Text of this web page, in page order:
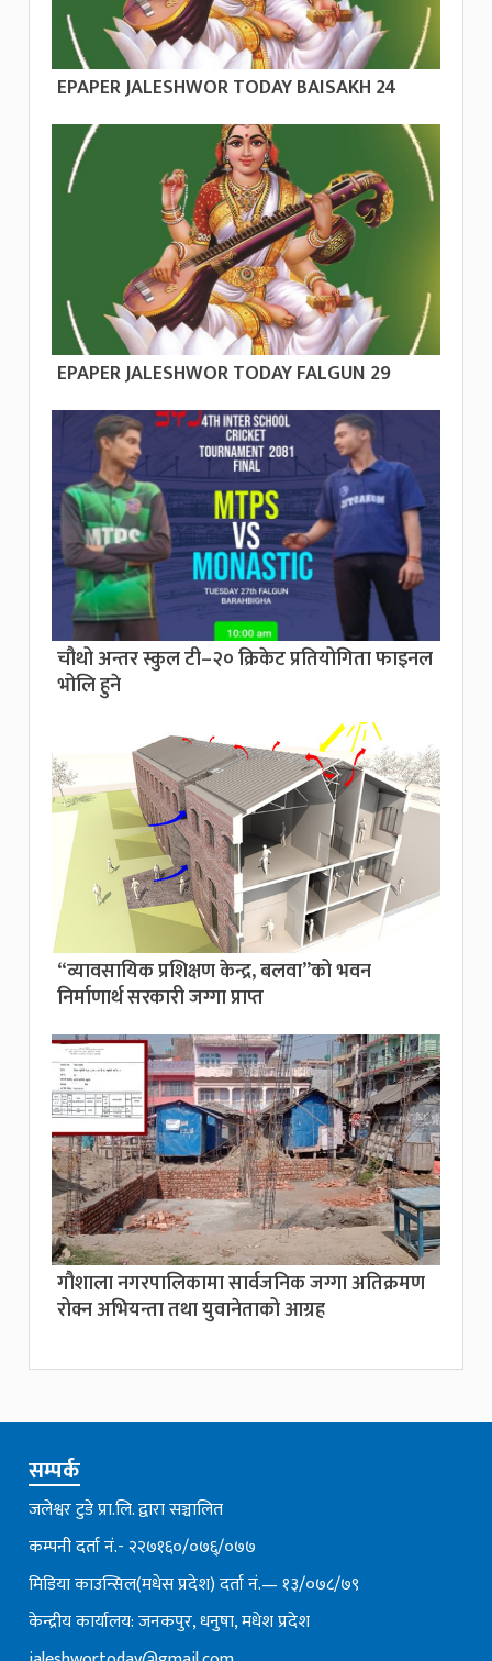
EPAPER JALESHWOR TODAY BAISAKH 24
EPAPER JALESHWOR TODAY FALGUN 29
चौथो अन्तर स्कुल टी–२० क्रिकेट प्रतियोगिता फाइनल
भोलि हुने
“व्यावसायिक प्रशिक्षण केन्द्र, बलवा”को भवन
निर्माणार्थ सरकारी जग्गा प्राप्त
गौशाला नगरपालिकामा सार्वजनिक जग्गा अतिक्रमण
रोक्न अभियन्ता तथा युवानेताको आग्रह
सम्पर्क
जलेश्वर टुडे प्रा.लि. द्वारा सञ्चालित
कम्पनी दर्ता नं.- २२७१६०/०७६्/०७७
मिडिया काउन्सिल(मधेस प्रदेश) दर्ता नं.— १३/०७८/७९
केन्द्रीय कार्यालय: जनकपुर, धनुषा, मधेश प्रदेश